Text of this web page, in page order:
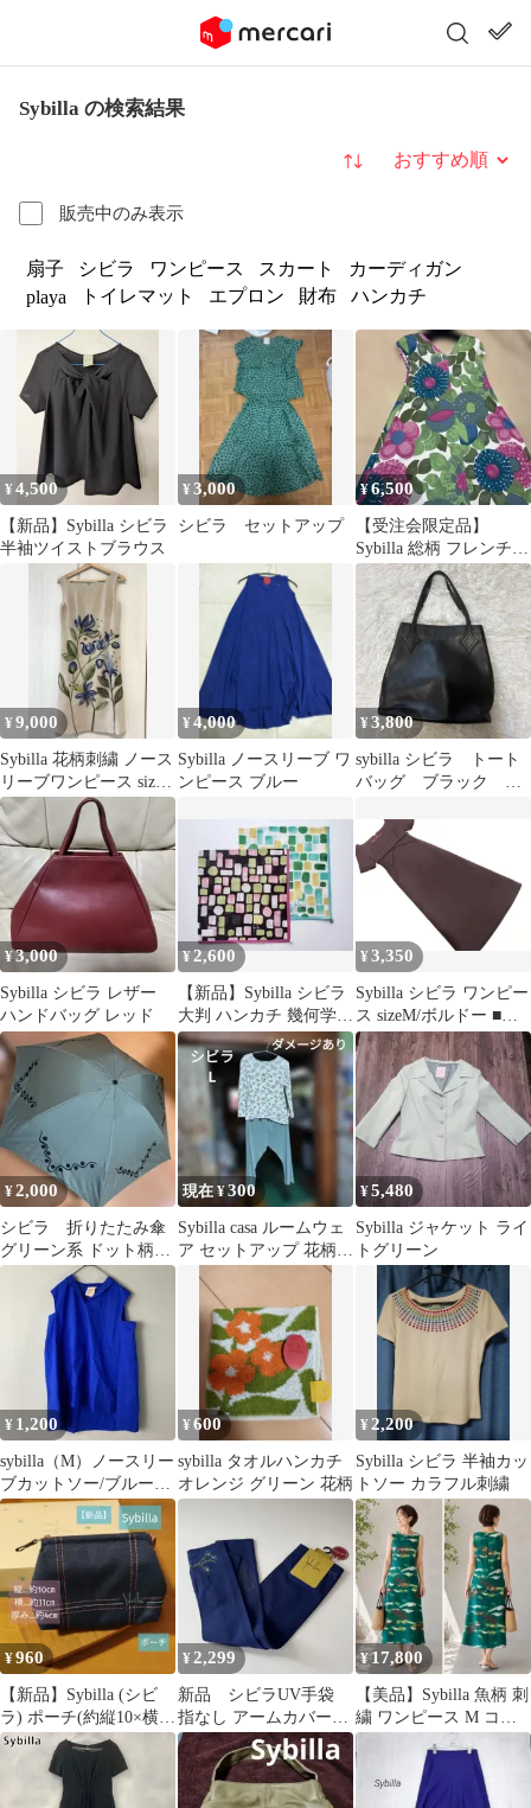
Sybilla の検索結果
販売中のみ表示
並び替え
扇子 シビラ ワンピース スカート
カーディガン
playa
トイレマット エプロン 財布 ハンカチ
¥4,500
【新品】Sybilla シビラ
半袖ツイストブラウス
¥3,000
シビラ セットアップ
¥6,500
【受注会限定品】
Sybilla 総柄 フレンチス
リーブ ワンピース M
¥9,000
Sybilla 花柄刺繍 ノース
リーブワンピース size
Ｌ
¥4,000
Sybilla ノースリーブ ワ
ンピース ブルー
¥3,800
sybilla シビラ トート
バッグ ブラック レ
¥3,000
Sybilla シビラ レザー
ハンドバッグ レッド
¥2,600
【新品】Sybilla シビラ
大判 ハンカチ 幾何学模
様 パープル グリーン
¥3,350
Sybilla シビラ ワンピー
ス sizeM/ボルドー ■◆
レディース
¥2,000
シビラ 折りたたみ傘
グリーン系 ドット柄
［変更:やや傷や汚れあ
現在 ¥300
Sybilla casa ルームウェ
ア セットアップ 花柄
¥5,480
Sybilla ジャケット ライ
トグリーン
¥ 1,200
sybilla（M）ノースリー
ブカットソー/ブルー系/
コットン/サイドスリッ
¥600
sybilla タオルハンカチ
オレンジ グリーン 花柄
¥ 2,200
Sybilla シビラ 半袖カッ
トソー カラフル刺繍
¥960
【新品】Sybilla (シビ
ラ) ポーチ(約縦10×横11
㎝厚み4㎝)
¥2,299
新品 シビラUV手袋
指なし アームカバー
花柄刺繍 日本製 ロン
グ 綿100%
¥17,800
【美品】Sybilla 魚柄 刺
繍 ワンピース M コッ
トン 日本製